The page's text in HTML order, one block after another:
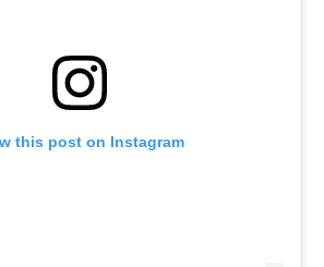
this post on Instagram